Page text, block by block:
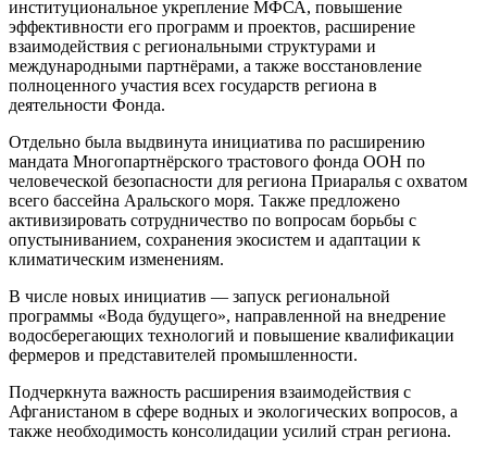
институциональное укрепление МФСА, повышение
эффективности его программ и проектов, расширение
взаимодействия с региональными структурами и
международными партнёрами, а также восстановление
полноценного участия всех государств региона в
деятельности Фонда.
Отдельно была выдвинута инициатива по расширению
мандата Многопартнёрского трастового фонда ООН по
человеческой безопасности для региона Приаралья с охватом
всего бассейна Аральского моря. Также предложено
активизировать сотрудничество по вопросам борьбы с
опустыниванием, сохранения экосистем и адаптации к
климатическим изменениям.
В числе новых инициатив — запуск региональной
программы «Вода будущего», направленной на внедрение
водосберегающих технологий и повышение квалификации
фермеров и представителей промышленности.
Подчеркнута важность расширения взаимодействия с
Афганистаном в сфере водных и экологических вопросов, а
также необходимость консолидации усилий стран региона.